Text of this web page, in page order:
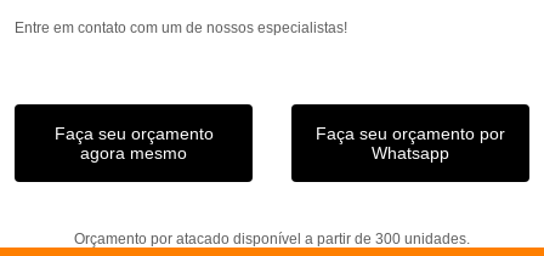
Entre em contato com um de nossos especialistas!
Faça seu orçamento
agora mesmo
Faça seu orçamento por
Whatsapp
Orçamento por atacado disponível a partir de 300 unidades.